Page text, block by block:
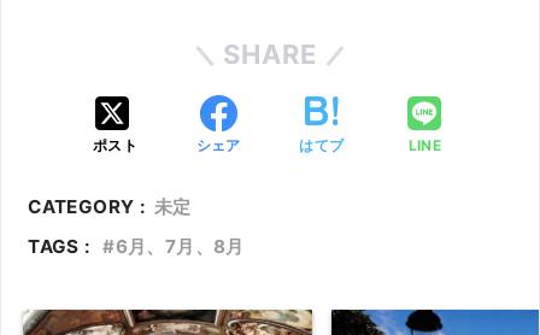
SHARE
ポスト シェア はてブ LINE
CATEGORY : 未定
TAGS :
6月、7月、8月